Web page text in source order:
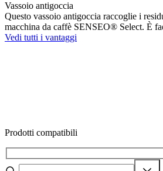
Vassoio antigoccia
Questo vassoio antigoccia raccoglie i
macchina da caffè SENSEO® Select. È
Vedi tutti i vantaggi
Prodotti compatibili